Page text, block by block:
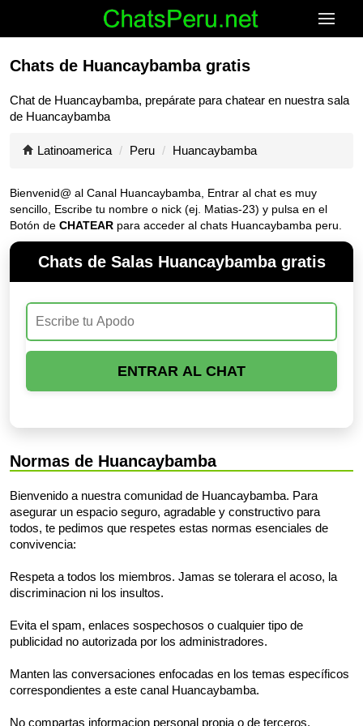
Chats de Huancaybamba gratis
Chat de Huancaybamba, prepárate para chatear en nuestra sala
de Huancaybamba
Latinoamerica Peru Huancaybamba
Bienvenid@ al Canal Huancaybamba , Entrar al chat es muy
sencillo, Escribe tu nombre o nick (ej. Matias-23) y pulsa en el
Botón de CHATEAR para acceder al chats Huancaybamba peru.
Chats de Salas Huancaybamba gratis
ENTRAR AL CHAT
Normas de Huancaybamba
Bienvenido a nuestra comunidad de Huancaybamba. Para
asegurar un espacio seguro, agradable y constructivo para
todos, te pedimos que respetes estas normas esenciales de
convivencia:
Respeta a todos los miembros. Jamas se tolerara el acoso, la
discriminacion ni los insultos.
Evita el spam, enlaces sospechosos o cualquier tipo de
publicidad no autorizada por los administradores.
Manten las conversaciones enfocadas en los temas específicos
correspondientes a este canal Huancaybamba.
No compartas informacion personal propia o de terceros.